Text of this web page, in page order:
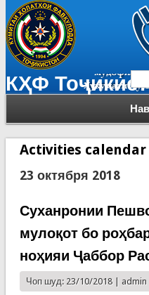
КҲФ
Activities calendar
23 октября 2018
Суханронии
мулоқот бо
ноҳияи Ҷаббор
Чоп шуд: 23/10/2018 | admin